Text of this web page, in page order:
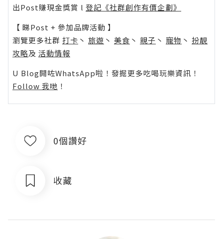
出Post賺現金獎賞 l 登記《社群創作有價企劃》
【 睇Post + 參加品牌活動 】
瀏覽更多社群 打卡 丶 旅遊 丶 美食 丶 親子 丶 寵物 丶 扮靚
攻略及 活動情報
U Blog開咗WhatsApp啦！發掘更多吃喝玩樂資訊！
Follow 我哋 ！
0個讚好
收藏